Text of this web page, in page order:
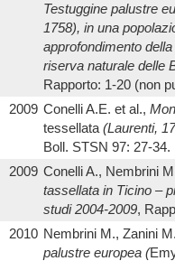
Testuggine palustre
1758), in una
approfondimento
riserva naturale delle
Rapporto: 1-20 (non
2009 Conelli A.E. et al.,
tessellata (Laurenti,
Boll. STSN 97: 27-34.
2009 Conelli A., Nembrini
tassellata in Ticino –
studi 2004-2009,
2010 Nembrini M., Zanini
palustre europea (